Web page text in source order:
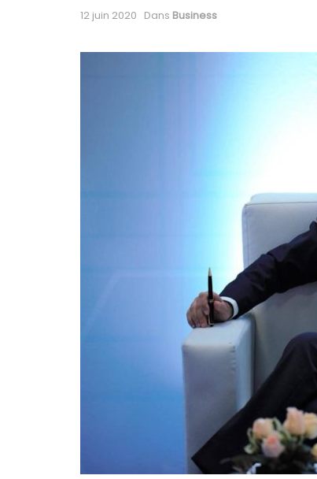
12 juin 2020 Dans Business